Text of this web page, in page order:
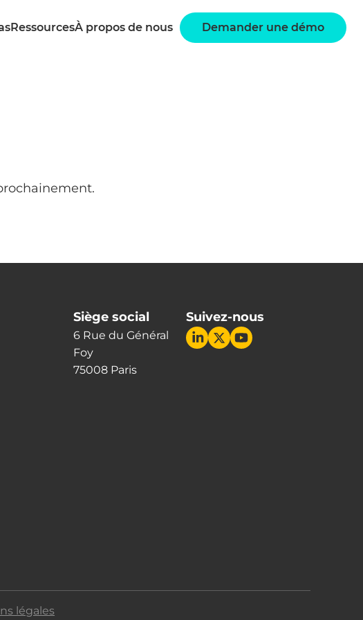
RessourcesÀ propos de nous Demander une démo
Siège social
6 Rue du Général
Foy
75008 Paris
Suivez-nous
légales